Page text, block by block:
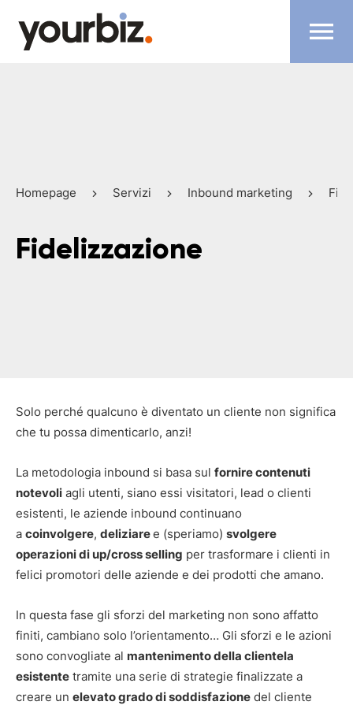
Homepage Servizi Inbound marketing
Fidelizzazione
Solo perché qualcuno è diventato un cliente non significa
che tu possa dimenticarlo, anzi!
La metodologia inbound si basa sul fornire contenuti
notevoli agli utenti, siano essi visitatori, lead o clienti
esistenti, le aziende inbound continuano
a coinvolgere, deliziaree (speriamo) svolgere
operazioni di up/cross selling per trasformare i clienti in
felici promotori delle aziende e dei prodotti che amano.
In questa fase gli sforzi del marketing non sono affatto
finiti, cambiano solo l’orientamento… Gli sforzi e le azioni
sono convogliate al mantenimento della clientela
esistente tramite una serie di strategie finalizzate a
creare un elevato grado di soddisfazione del cliente